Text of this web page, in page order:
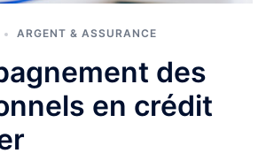
ARGENT & ASSURANCE
des
en crédit